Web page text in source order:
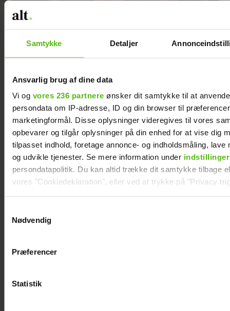
Samtykke Detaljer
Ansvarlig brug af dine data
Vi og vores 236 partnere ønsker dit samtykke til at
persondata om IP-adresse, ID og din browser til
marketingformål. Disse oplysninger videregives til vores
opbevarer og tilgår oplysninger på din enhed for at vise dig
tilpasset indhold, foretage annonce- og indholdsmåling, lave
og udvikle tjenester. Se mere information under indstillinger
persondatapolitik. Du kan altid trække dit samtykke tilbage
vores "Cookiedeklaration", eller ved at trykke på "Privacy
Vi anvender egne cookies og cookies fra tredjeparter til at
generere statistik og huske dine præferencer samt til brug
Nødvendig
Præferencer
Statistik
svært at være i
Kristínssons utraditionelle bryllupsrejse: